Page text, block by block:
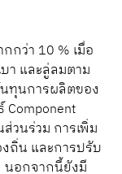
กว่า 10 % เมื่อ
า และลู่ลมตาม
ทุนการผลิตของ
วนร่วม การเพิ่ม
ถิ่น และการปรับ
นอกจากนี้ยังมี